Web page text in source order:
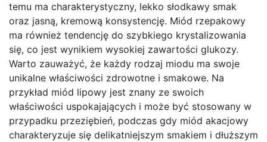
temu ma charakterystyczny, lekko słodkawy smak
oraz jasną, kremową konsystencję. Miód rzepakowy
ma również tendencję do szybkiego krystalizowania
się, co jest wynikiem wysokiej zawartości glukozy.
Warto zauważyć, że każdy rodzaj miodu ma swoje
unikalne właściwości zdrowotne i smakowe. Na
przykład miód lipowy jest znany ze swoich
właściwości uspokajających i może być stosowany w
przypadku przeziębień, podczas gdy miód akacjowy
charakteryzuje się delikatniejszym smakiem i dłuższym